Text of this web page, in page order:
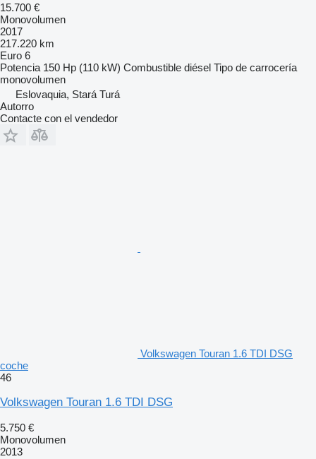
15.700 €
Monovolumen
2017
217.220 km
Euro 6
Potencia 150 Hp (110 kW) Combustible diésel Tipo de carrocería
monovolumen
Eslovaquia, Stará Turá
Autorro
Contacte con el vendedor
Volkswagen Touran 1.6 TDI DSG
coche
46
Volkswagen Touran 1.6 TDI DSG
5.750 €
Monovolumen
2013